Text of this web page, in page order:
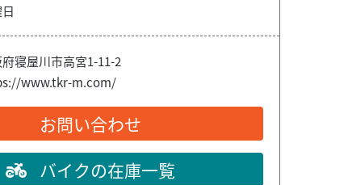
寝屋川市高宮1-11-2
www.tkr-m.com/
お問い合わせ
バイクの在庫一覧